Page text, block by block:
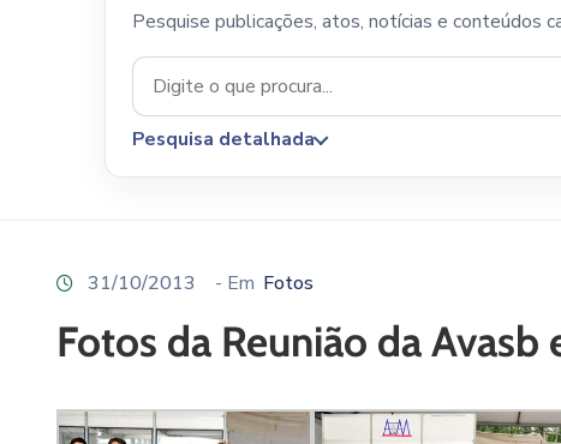
Pesquise publicações, atos, notícias e conteúdos
Pesquisa detalhada
31/10/2013 - Em Fotos
Fotos da Reunião da